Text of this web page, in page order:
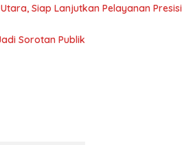
Siap Lanjutkan Pelayanan Presisi
Sorotan Publik